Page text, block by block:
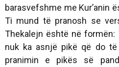
barasvefshme me Kur’anin
Ti mund të pranosh se
Thekalejn është në formën:
nuk ka asnjë pikë që do
pranimin e pikës së